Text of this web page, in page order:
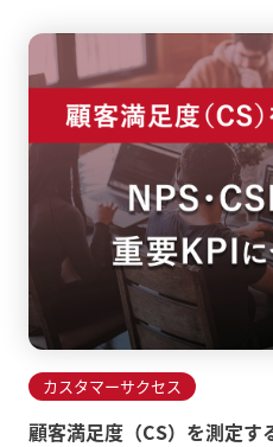
カスタマーサクセス
顧客満足度（CS）を測定す